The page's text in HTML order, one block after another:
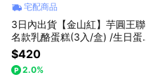
宅配商品
3日內出貨【金山紅】芋圓王聯
名款乳酪蛋糕(3入/盒) /生日蛋
糕/禮盒/聯名限定
$420
2.0%